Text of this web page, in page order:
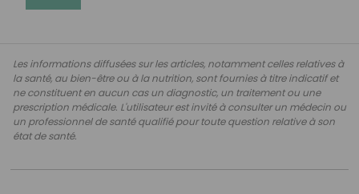
Les informations diffusées sur les articles, notamment celles relatives à
la santé, au bien-être ou à la nutrition, sont fournies à titre indicatif et
ne constituent en aucun cas un diagnostic, un traitement ou une
prescription médicale. L'utilisateur est invité à consulter un médecin ou
un professionnel de santé qualifié pour toute question relative à son
état de santé.